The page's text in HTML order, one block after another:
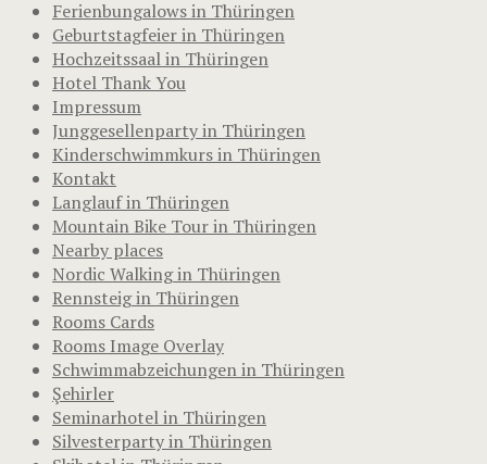
Ferienbungalows in Thüringen
Geburtstagfeier in Thüringen
Hochzeitssaal in Thüringen
Hotel Thank You
Impressum
Junggesellenparty in Thüringen
Kinderschwimmkurs in Thüringen
Kontakt
Langlauf in Thüringen
Mountain Bike Tour in Thüringen
Nearby places
Nordic Walking in Thüringen
Rennsteig in Thüringen
Rooms Cards
Rooms Image Overlay
Schwimmabzeichungen in Thüringen
Şehirler
Seminarhotel in Thüringen
Silvesterparty in Thüringen